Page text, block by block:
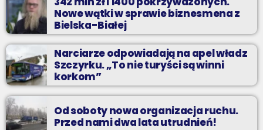
Nowe wątki w sprawie biznesmena z
Bielska-Białej
Narciarze odpowiadają na apel władz
Szczyrku. „To nie turyści są winni
korkom”
Od soboty nowa organizacja ruchu.
Przed nami dwa lata utrudnień!